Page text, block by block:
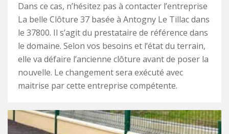
Dans ce cas, n’hésitez pas à contacter l’entreprise
La belle Clôture 37 basée à Antogny Le Tillac dans
le 37800. Il s’agit du prestataire de référence dans
le domaine. Selon vos besoins et l’état du terrain,
elle va défaire l’ancienne clôture avant de poser la
nouvelle. Le changement sera exécuté avec
maitrise par cette entreprise compétente.